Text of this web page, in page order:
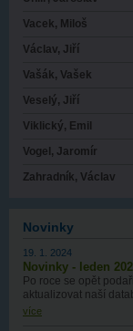
Vacek, Miloš
Václav, Jiří
Vašák, Vašek
Veselý, Jiří
Viklický, Emil
Vogel, Jaromír
Zahradník, Václav
Novinky
19. 1. 2024
Novinky - leden
Po roce se opět
aktualizovat naší
více